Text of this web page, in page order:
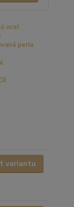
ocel
perla
variantu